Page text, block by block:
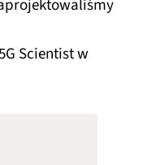
Scientist w